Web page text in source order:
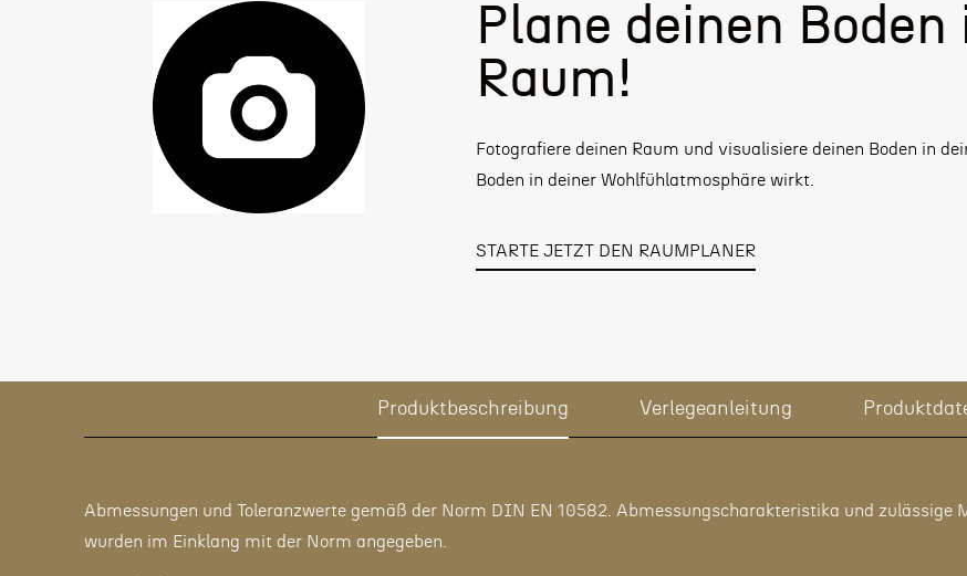
Plane deinen
Raum!
Fotografiere deinen Raum und visualisiere deinen Boden in
Boden in deiner Wohlfühlatmosphäre wirkt.
STARTE JETZT DEN RAUMPLANER
Produktbeschreibung Verlegeanleitung
Abmessungen und Toleranzwerte gemäß der Norm DIN EN 10582. Abmessungscharakteristika und zulässige
wurden im Einklang mit der Norm angegeben.